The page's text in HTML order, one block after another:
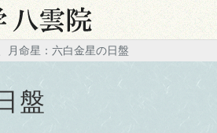
月命星：六白金星の日盤
盤